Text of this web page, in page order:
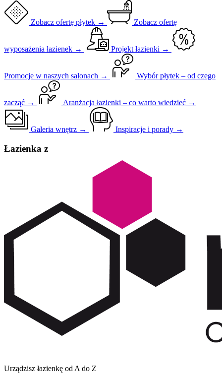
Zobacz ofertę płytek → Zobacz ofertę
wyposażenia łazienek → Projekt łazienki →
Promocje w naszych salonach → Wybór płytek – od czego
zacząć → Aranżacja łazienki – co warto wiedzieć →
Galeria wnętrz → Inspiracje i porady →
Łazienka z
Urządzisz łazienkę od A do Z